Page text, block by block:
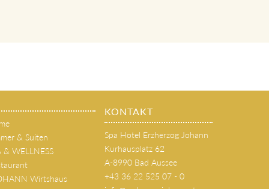
& Suiten
& WELLNESS
Wirtshaus
KONTAKT
Spa Hotel Erzherzog Johann
Kurhausplatz 62
A-8990 Bad Aussee
+43 36 22 525 07 - 0